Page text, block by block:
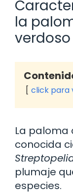
la
verdoso
click para
La paloma
conocida
plumaje
especies.